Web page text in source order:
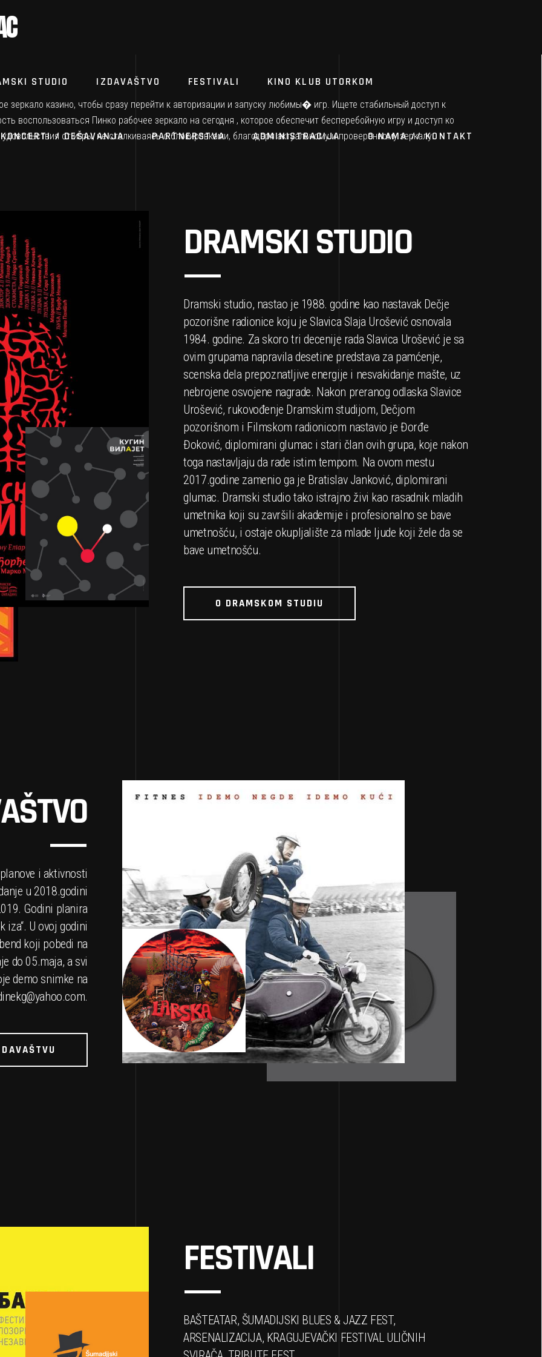
STUDIO IZDAVAŠTVO FESTIVALI KINO KLUB UTORKOM
KONCERTI / DEŠAVANJA PARTNERSTVA ADMINISTRACIJA O NAMA // KONTAKT
зеркало казино, чтобы сразу перейти к авторизации и запуску любимы� игр. Ищете стабильный доступ к
воспользоваться Пинко рабочее зеркало на сегодня , которое обеспечит бесперебойную игру и доступ ко
от игры, не сталкиваясь с блокировками, благодаря актуальному и проверенному зеркалу.
DRAMSKI STUDIO
Dramski studio, nastao je 1988. godine kao nastavak Dečje
pozorišne radionice koju je Slavica Slaja Urošević osnovala
1984. godine. Za skoro tri decenije rada Slavica Urošević je sa
ovim grupama napravila desetine predstava za pamćenje,
scenska dela prepoznatljive energije i nesvakidanje mašte, uz
nebrojene osvojene nagrade. Nakon preranog odlaska Slavice
Urošević, rukovođenje Dramskim studijom, Dečjom
pozorišnom i Filmskom radionicom nastavio je Đorđe
Đoković, diplomirani glumac i stari član ovih grupa, koje nakon
toga nastavljaju da rade istim tempom. Na ovom mestu
2017.godine zamenio ga je Bratislav Janković, diplomirani
glumac. Dramski studio tako istrajno živi kao rasadnik mladih
umetnika koji su završili akademije i profesionalno se bave
umetnošću, i ostaje okupljalište za mlade ljude koji žele da se
bave umetnošću.
O DRAMSKOM STUDIU
i aktivnosti
u 2018.godini
Godini planira
iza“. U ovoj godini
koji pobedi na
do 05.maja, a svi
demo snimke na
.
FESTIVALI
BAŠTEATAR, ŠUMADIJSKI BLUES & JAZZ FEST,
ARSENALIZACIJA, KRAGUJEVAČKI FESTIVAL ULIČNIH